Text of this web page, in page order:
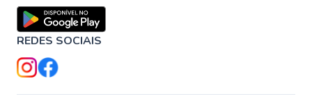
REDES SOCIAIS